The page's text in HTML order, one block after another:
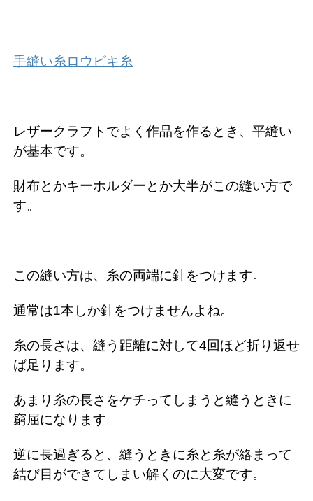
手縫い糸ロウビキ糸
レザークラフトでよく作品を作るとき、平縫い
が基本です。
財布とかキーホルダーとか大半がこの縫い方で
す。
この縫い方は、糸の両端に針をつけます。
通常は1本しか針をつけませんよね。
糸の長さは、縫う距離に対して4回ほど折り返せ
ば足ります。
あまり糸の長さをケチってしまうと縫うときに
窮屈になります。
逆に長過ぎると、縫うときに糸と糸が絡まって
結び目ができてしまい解くのに大変です。